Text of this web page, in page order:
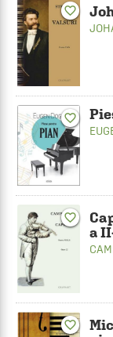
favorite_border
favorite_border
favorite_border
a
favorite_border